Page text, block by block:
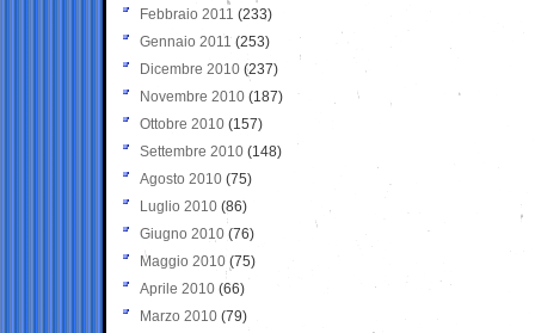
Febbraio 2011 (233)
Gennaio 2011 (253)
Dicembre 2010 (237)
Novembre 2010 (187)
Ottobre 2010 (157)
Settembre 2010 (148)
Agosto 2010 (75)
Luglio 2010 (86)
Giugno 2010 (76)
Maggio 2010 (75)
Aprile 2010 (66)
Marzo 2010 (79)